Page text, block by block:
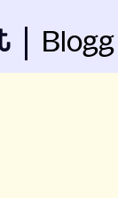
Blogg